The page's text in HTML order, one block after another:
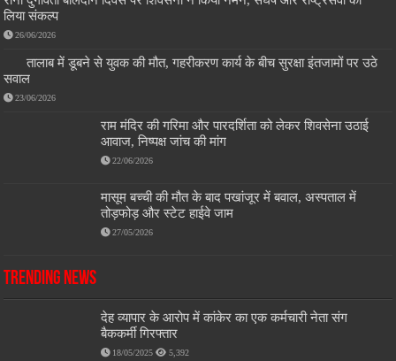
लिया संकल्प
26/06/2026
तालाब में डूबने से युवक की मौत, गहरीकरण कार्य के बीच सुरक्षा इंतजामों पर उठे
सवाल
23/06/2026
राम मंदिर की गरिमा और पारदर्शिता को लेकर शिवसेना उठाई
आवाज, निष्पक्ष जांच की मांग
22/06/2026
मासूम बच्ची की मौत के बाद पखांजूर में बवाल, अस्पताल में
तोड़फोड़ और स्टेट हाईवे जाम
27/05/2026
Trending News
देह व्यापार के आरोप में कांकेर का एक कर्मचारी नेता संग
बैककर्मी गिरफ्तार
18/05/2025 5,392